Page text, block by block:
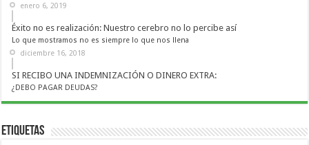
enero 6, 2019
Éxito no es realización: Nuestro cerebro no lo percibe así
Lo que mostramos no es siempre lo que nos llena
diciembre 16, 2018
SI RECIBO UNA INDEMNIZACIÓN O DINERO EXTRA:
¿DEBO PAGAR DEUDAS?
Etiquetas